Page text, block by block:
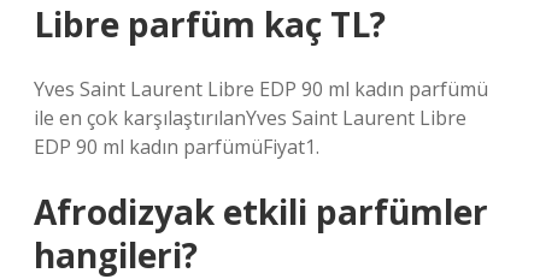
Libre parfüm kaç TL?
Yves Saint Laurent Libre EDP 90 ml kadın parfümü
ile en çok karşılaştırılanYves Saint Laurent Libre
EDP 90 ml kadın parfümüFiyat1.
Afrodizyak etkili parfümler
hangileri?